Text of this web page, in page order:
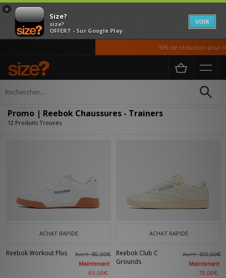
×
Size?
size?
OFFERT - Sur Google Play
VOIR
10% de réduction pour nos
Accueil Homme
Promo | Reebok Chaussures - Trainers
12 Produits Trouvés
ACHAT RAPIDE
Reebok Workout Plus Avant85,00€
Maintenant
65,00€
ACHAT RAPIDE
Reebok Club C
Grounds
Avant100,00€
Maintenant
75,00€